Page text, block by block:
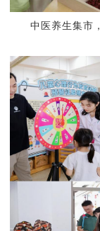
中医养生集市，